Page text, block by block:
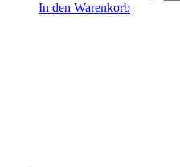
In den Warenkorb